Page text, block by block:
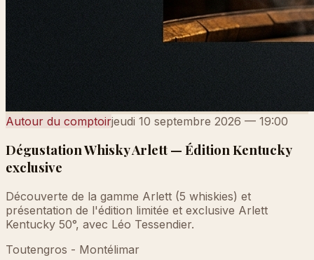
Autour du comptoirjeudi 10 septembre 2026 — 19:00
Dégustation Whisky Arlett — Édition Kentucky
exclusive
Découverte de la gamme Arlett (5 whiskies) et
présentation de l'édition limitée et exclusive Arlett
Kentucky 50°, avec Léo Tessendier.
Toutengros - Montélimar